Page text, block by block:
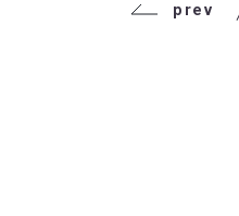
prev